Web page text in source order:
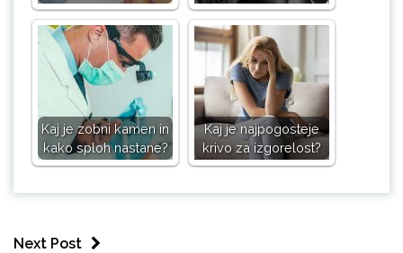
Kaj je zobni kamen in
kako sploh nastane?
Kaj je najpogosteje
krivo za izgorelost?
Next Post